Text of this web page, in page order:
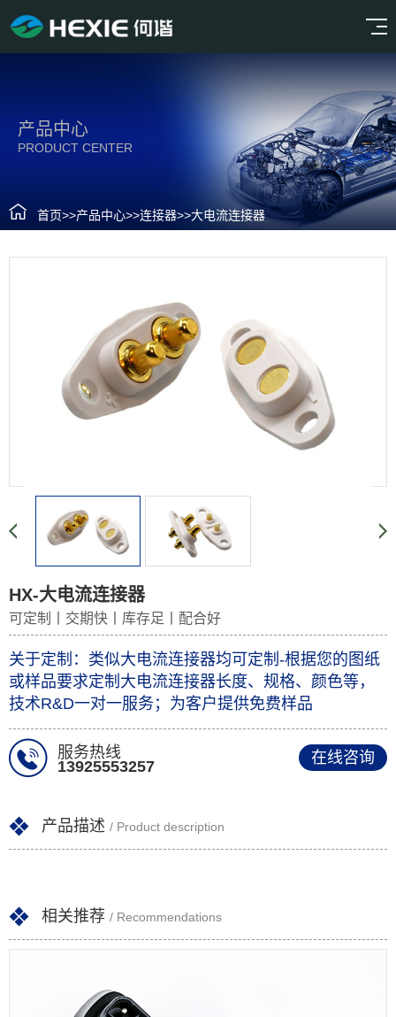
产品中心
PRODUCT CENTER
首页>>产品中心>>连接器>>大电流连接器
HX-大电流连接器
可定制丨交期快丨库存足丨配合好
关于定制：类似大电流连接器均可定制-根据您的图纸
或样品要求定制大电流连接器长度、规格、颜色等，
技术R&D一对一服务；为客户提供免费样品
服务热线
13925553257
在线咨询
产品描述 / Product description
相关推荐 / Recommendations